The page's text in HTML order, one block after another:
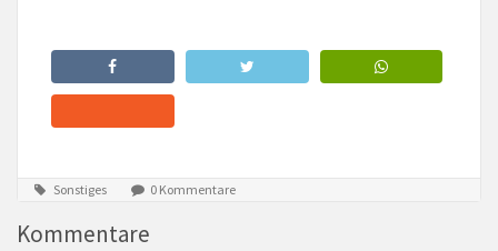
Sonstiges 0 Kommentare
Kommentare